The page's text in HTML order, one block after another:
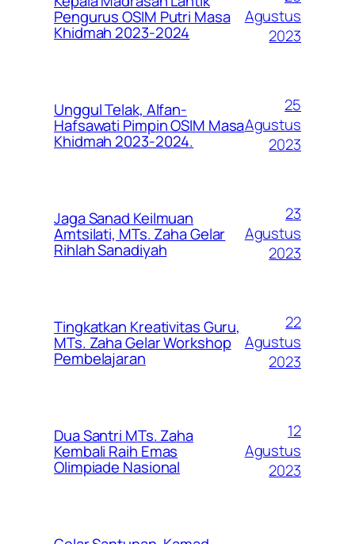
Pengurus OSIM Putri Masa
Khidmah 2023-2024
Agustus
2023
Unggul Telak, Alfan-
Hafsawati Pimpin OSIM Masa
Khidmah 2023-2024.
25
Agustus
2023
Jaga Sanad Keilmuan
Amtsilati, MTs. Zaha Gelar
Rihlah Sanadiyah
23
Agustus
2023
Tingkatkan Kreativitas Guru,
MTs. Zaha Gelar Workshop
Pembelajaran
22
Agustus
2023
Dua Santri MTs. Zaha
Kembali Raih Emas
Olimpiade Nasional
12
Agustus
2023